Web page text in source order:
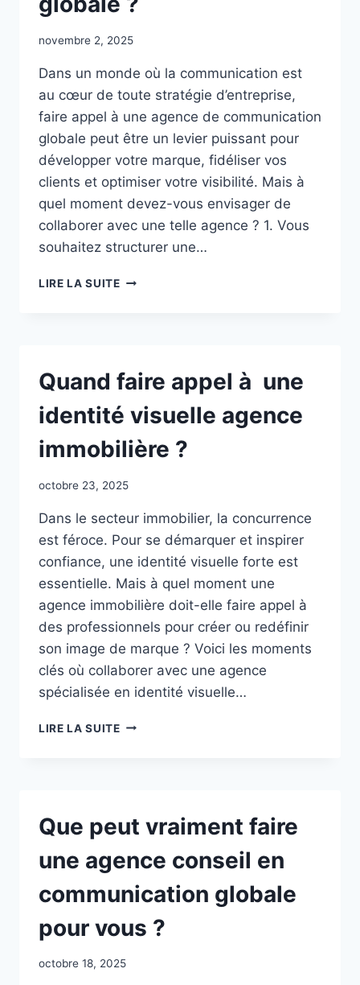
novembre 2, 2025
Dans un monde où la communication est
au cœur de toute stratégie d’entreprise,
faire appel à une agence de communication
globale peut être un levier puissant pour
développer votre marque, fidéliser vos
clients et optimiser votre visibilité. Mais à
quel moment devez-vous envisager de
collaborer avec une telle agence ? 1. Vous
souhaitez structurer une…
LIRE LA SUITEQUAND
COMMUNICATION
?
Quand faire appel à une
identité visuelle agence
immobilière ?
octobre 23, 2025
Dans le secteur immobilier, la concurrence
est féroce. Pour se démarquer et inspirer
confiance, une identité visuelle forte est
essentielle. Mais à quel moment une
agence immobilière doit-elle faire appel à
des professionnels pour créer ou redéfinir
son image de marque ? Voici les moments
clés où collaborer avec une agence
spécialisée en identité visuelle…
LIRE LA SUITEQUAND
VISUELLE
IMMOBILIÈRE
Que peut vraiment faire
une agence conseil en
communication globale
pour vous ?
octobre 18, 2025